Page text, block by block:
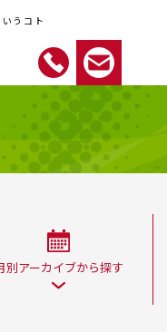
うコト
別アーカイブから探す